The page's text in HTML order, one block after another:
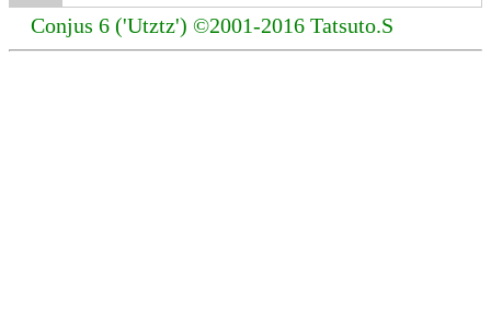
Conjus 6 ('Utztz') ©2001-2016 Tatsuto.S